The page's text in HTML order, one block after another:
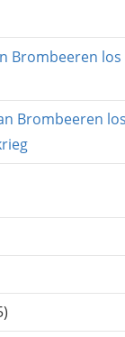
Brombeeren
Brombeeren